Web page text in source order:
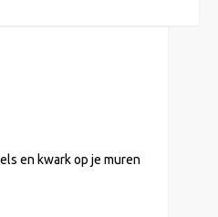
en kwark op je muren